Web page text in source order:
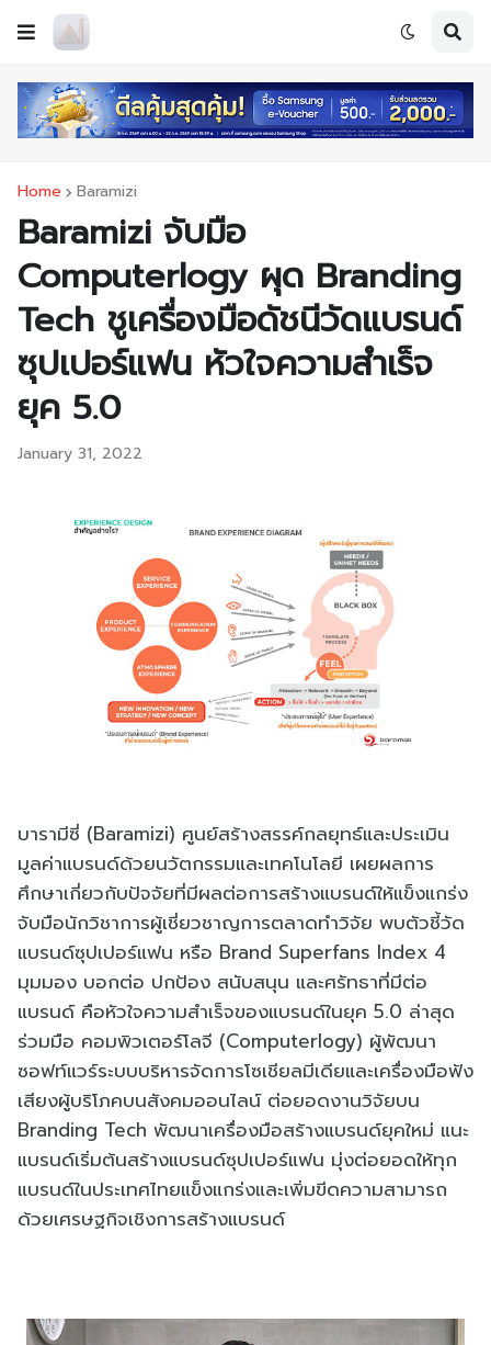
Home Baramizi
Baramizi จับมือ
Computerlogy ผุด Branding
Tech ชูเครื่องมือดัชนีวัดแบรนด์
ซุปเปอร์แฟน หัวใจความสำเร็จ
ยุค 5.0
January 31, 2022
บารามีซี่ (Baramizi) ศูนย์สร้างสรรค์กลยุทธ์และประเมิน
มูลค่าแบรนด์ด้วยนวัตกรรมและเทคโนโลยี เผยผลการ
ศึกษาเกี่ยวกับปัจจัยที่มีผลต่อการสร้างแบรนด์ให้แข็งแกร่ง
จับมือนักวิชาการผู้เชี่ยวชาญการตลาดทำวิจัย พบตัวชี้วัด
แบรนด์ซุปเปอร์แฟน หรือ Brand Superfans Index 4
มุมมอง บอกต่อ ปกป้อง สนับสนุน และศรัทธาที่มีต่อ
แบรนด์ คือหัวใจความสำเร็จของแบรนด์ในยุค 5.0 ล่าสุด
ร่วมมือ คอมพิวเตอร์โลจี (Computerlogy) ผู้พัฒนา
ซอฟท์แวร์ระบบบริหารจัดการโซเชียลมีเดียและเครื่องมือฟัง
เสียงผู้บริโภคบนสังคมออนไลน์ ต่อยอดงานวิจัยบน
Branding Tech พัฒนาเครื่องมือสร้างแบรนด์ยุคใหม่ แนะ
แบรนด์เริ่มต้นสร้างแบรนด์ซุปเปอร์แฟน มุ่งต่อยอดให้ทุก
แบรนด์ในประเทศไทยแข็งแกร่งและเพิ่มขีดความสามารถ
ด้วยเศรษฐกิจเชิงการสร้างแบรนด์